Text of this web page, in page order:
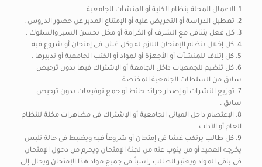
1. الاعمال المخلة بنظام الكلية أو المنشآت الجامعية
2. تعطيل الدراسة أو التحريض عليه أو الإمتناع المدبر عن حضور الدروس .
3. كل فعل يتنافى مع الشرف أو الكرامة أو مخل بحسن السير والسلوك .
4. كل إخلال بنظام الإمتحان اللازم له وكل غش فى إمتحان أو شروع فيه .
5. كل إتلاف للمنشآت أو الأجهزة أو لمواد أو الكتب الجامعية أو تدبيرها .
6. كل تنظيم للجمعيات داخل الجامعة أو الإشتراك فيها بدون ترخيص
سابق من السلطات الجامعية المختصة .
7. توزيع النشرات أو إصدار جرائد حائط أو جمع توقيعات بدون ترخيص
سابق .
8. الإعتصام داخل المبانى الجامعية أو الإشتراك فى مظاهرات مخلة للنظام
العام أو الآداب .
9. كل طالب يرتكب غشا فى إمتحان أو شروعاً فيه ويضبط فى حالة تلبس
يخرجه العميد أو من ينوب عنه من لجنة الإمتحان ويحرم من دخول الإمتحان
فى باقى المواد ويعتبر الطالب راسباً فى جميع مواد هذا الإمتحان ويحال إلى